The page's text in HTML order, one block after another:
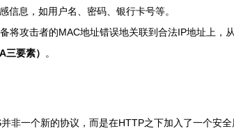
信息，如用户名、密码、银行卡号等。
将攻击者的MAC地址错误地关联到合法IP地址上，
要素） 。
非一个新的协议，而是在HTTP之下加入了一个安